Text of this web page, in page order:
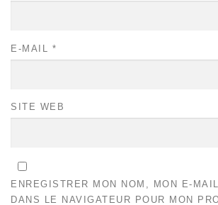
E-MAIL *
SITE WEB
ENREGISTRER MON NOM, MON E-
DANS LE NAVIGATEUR POUR MON